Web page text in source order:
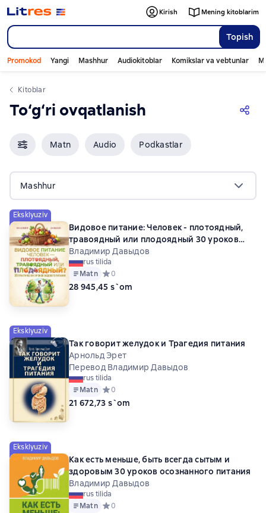
Topish
Kirish Mening kitoblarim
Promokod Yangi Mashhur Audiokitoblar Komikslar va vebtunlar
Kitoblar
To‘g‘ri ovqatlanish
Matn Audio Podkastlar
Mashhur
Eksklyuziv
Видовое питание: Человек - плотоядный,
травоядный или плодоядный 30 уроков
видового питания
Владимир Давыдов
rus tilida
Matn Средний рейтинг 0 на основе 0 оценок
0
28 945,45 s`om
Eksklyuziv
Так говорит желудок и Трагедия питания
Арнольд Эрет
Перевод Владимир Давыдов
rus tilida
Matn Средний рейтинг 0 на основе 0 оценок
0
21 672,73 s`om
Eksklyuziv
Как есть меньше, быть всегда сытым и
здоровым 30 уроков осознанного питания
Владимир Давыдов
rus tilida
Matn Средний рейтинг 0 на основе 0 оценок
0